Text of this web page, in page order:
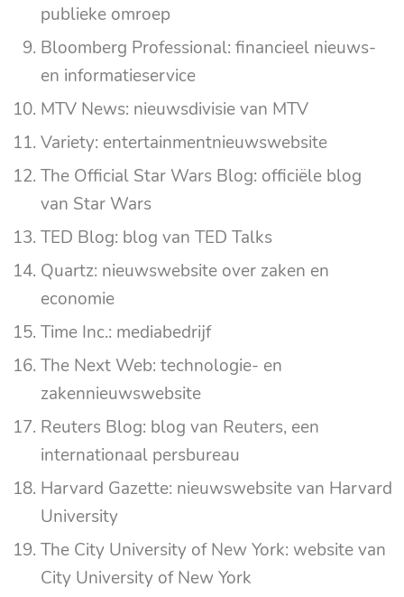
publieke omroep
Bloomberg Professional: financieel nieuws-
en informatieservice
MTV News: nieuwsdivisie van MTV
Variety: entertainmentnieuwswebsite
The Official Star Wars Blog: officiële blog
van Star Wars
TED Blog: blog van TED Talks
Quartz: nieuwswebsite over zaken en
economie
Time Inc.: mediabedrijf
The Next Web: technologie- en
zakennieuwswebsite
Reuters Blog: blog van Reuters, een
internationaal persbureau
Harvard Gazette: nieuwswebsite van Harvard
University
The City University of New York: website van
City University of New York